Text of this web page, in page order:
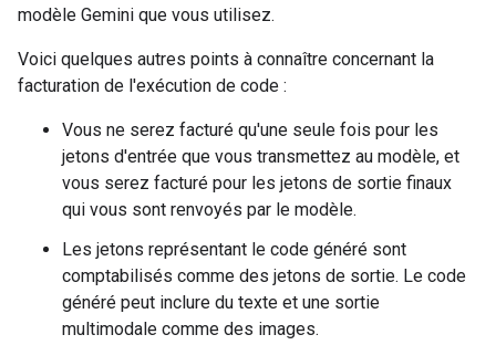
modèle Gemini que vous utilisez.
Voici quelques autres points à connaître concernant la
facturation de l'exécution de code :
Vous ne serez facturé qu'une seule fois pour les
jetons d'entrée que vous transmettez au modèle, et
vous serez facturé pour les jetons de sortie finaux
qui vous sont renvoyés par le modèle.
Les jetons représentant le code généré sont
comptabilisés comme des jetons de sortie. Le code
généré peut inclure du texte et une sortie
multimodale comme des images.